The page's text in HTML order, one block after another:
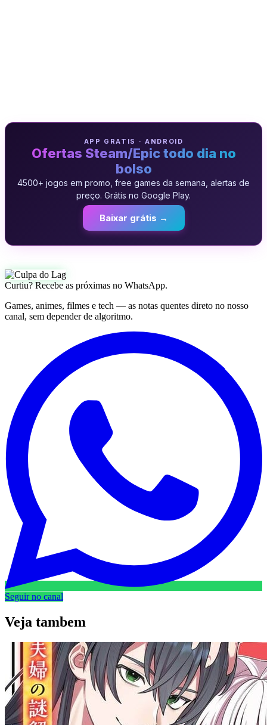
APP GRATIS · ANDROID
Ofertas Steam/Epic todo dia no
bolso
4500+ jogos em promo, free games da semana, alertas de
preço. Grátis no Google Play.
Baixar grátis →
Curtiu? Recebe as próximas no WhatsApp.
Games, animes, filmes e tech — as notas quentes direto no nosso
canal, sem depender de algoritmo.
Seguir no canal
Veja tambem